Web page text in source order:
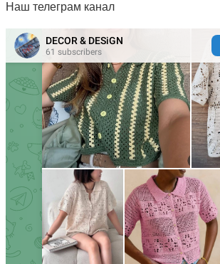
Наш телеграм канал